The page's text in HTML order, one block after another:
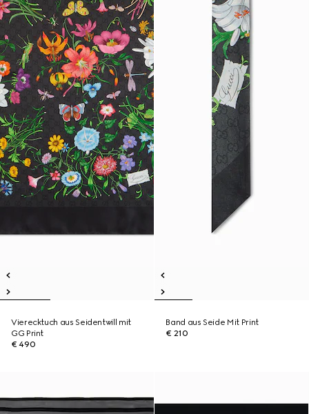
Vierecktuch aus Seidentwill mit
GG Print
€ 490
Band aus Seide Mit Print
€ 210